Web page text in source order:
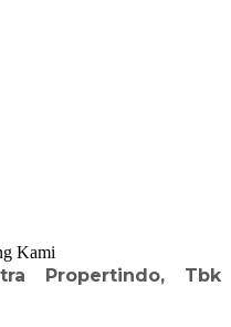
Kami
Propertindo, Tbk